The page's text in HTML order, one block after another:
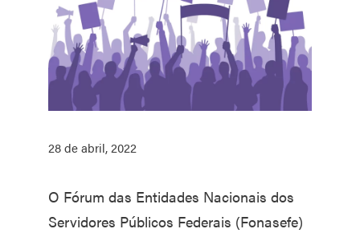
28 de abril, 2022
O Fórum das Entidades Nacionais dos
Servidores Públicos Federais (Fonasefe)